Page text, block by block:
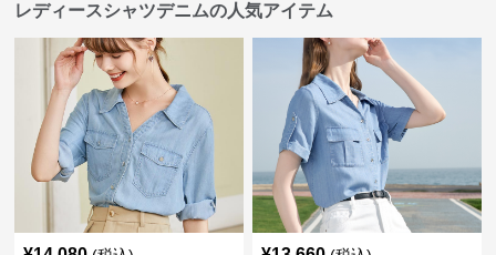
レディースシャツデニムの人気アイテム